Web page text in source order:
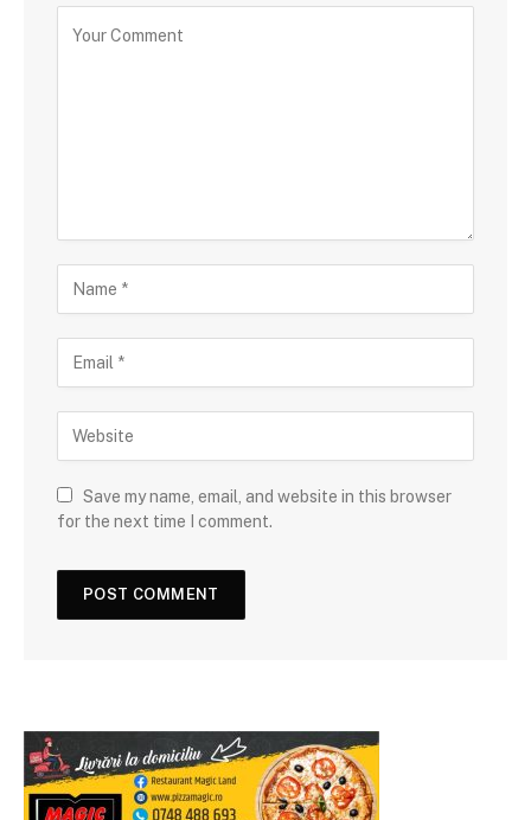
Save my name, email, and website in this browser
for the next time I comment.